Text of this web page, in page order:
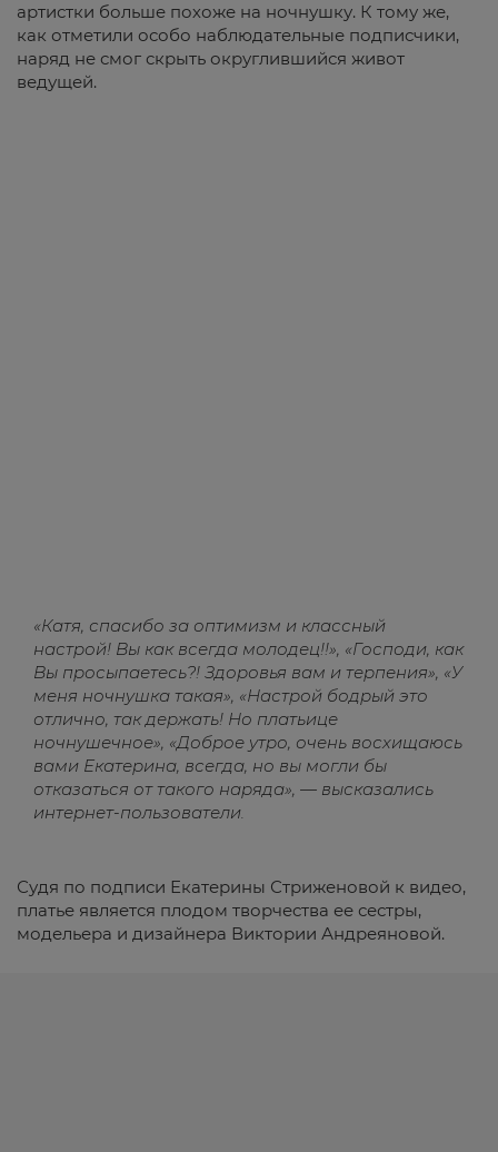
артистки больше похоже на ночнушку. К тому же,
как отметили особо наблюдательные подписчики,
наряд не смог скрыть округлившийся живот
ведущей.
«Катя, спасибо за оптимизм и классный
настрой! Вы как всегда молодец!!», «Господи, как
Вы просыпаетесь?! Здоровья вам и терпения», «У
меня ночнушка такая», «Настрой бодрый это
отлично, так держать! Но платьице
ночнушечное», «Доброе утро, очень восхищаюсь
вами Екатерина, всегда, но вы могли бы
отказаться от такого наряда», — высказались
интернет-пользователи.
Судя по подписи Екатерины Стриженовой к видео,
платье является плодом творчества ее сестры,
модельера и дизайнера Виктории Андреяновой.